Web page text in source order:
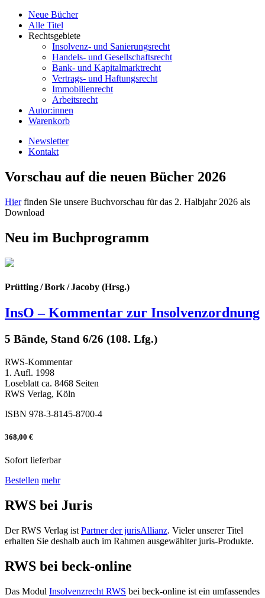
Neue Bücher
Alle Titel
Rechtsgebiete
Insolvenz- und Sanierungsrecht
Handels- und Gesellschaftsrecht
Bank- und Kapitalmarktrecht
Vertrags- und Haftungsrecht
Immobilienrecht
Arbeitsrecht
Autor:innen
Warenkorb
Newsletter
Kontakt
Vorschau auf die neuen Bücher 2026
Hierfinden Sie unsere Buchvorschau für das 2. Halbjahr 2026 als
Download
Neu im Buchprogramm
Prütting / Bork / Jacoby (Hrsg.)
InsO – Kommentar zur Insolvenzordnung
5 Bände, Stand 6/26 (108. Lfg.)
RWS-Kommentar
1. Aufl. 1998
Loseblatt ca. 8468 Seiten
RWS Verlag, Köln
ISBN 978-3-8145-8700-4
368,00 €
Sofort lieferbar
Bestellen mehr
RWS bei Juris
Der RWS Verlag ist Partner der jurisAllianz. Vieler unserer Titel
erhalten Sie deshalb auch im Rahmen ausgewählter juris-Produkte.
RWS bei beck-online
Das Modul Insolvenzrecht RWS bei beck-online ist ein umfassendes